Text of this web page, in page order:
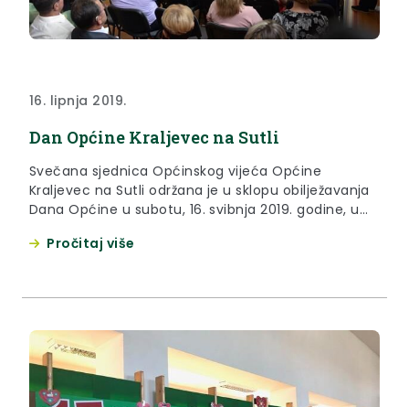
16. lipnja 2019.
Dan Općine Kraljevec na Sutli
Svečana sjednica Općinskog vijeća Općine
Kraljevec na Sutli održana je u sklopu obilježavanja
Dana Općine u subotu, 16. svibnja 2019. godine, u
Kraljevec na Sutli.
Pročitaj više